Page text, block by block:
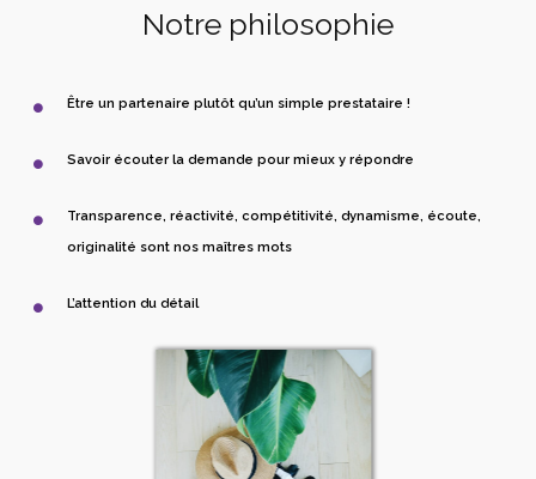
Notre philosophie
Être un partenaire plutôt qu’un simple prestataire !
Savoir écouter la demande pour mieux y répondre
Transparence, réactivité, compétitivité, dynamisme, écoute,
originalité sont nos maîtres mots
L’attention du détail